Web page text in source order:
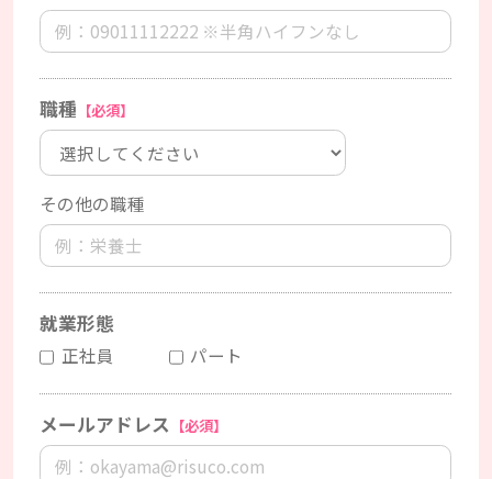
職種 【必須】
その他の職種
就業形態
正社員 パート
メールアドレス 【必須】